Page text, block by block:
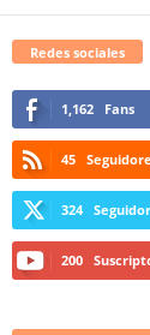
Redes sociales
1,162 Fans
45
324
200